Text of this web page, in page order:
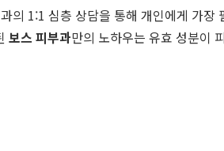
1:1 심층 상담을 통해 개인에게 가
보스 피부과만의 노하우는 유효 성분이